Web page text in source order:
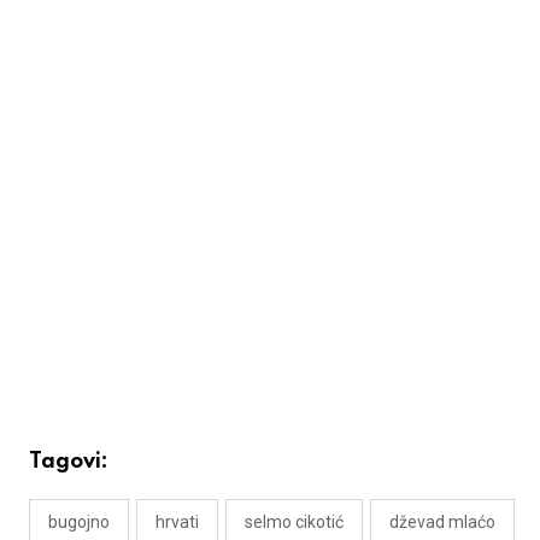
Tagovi:
bugojno hrvati selmo cikotić dževad mlaćo